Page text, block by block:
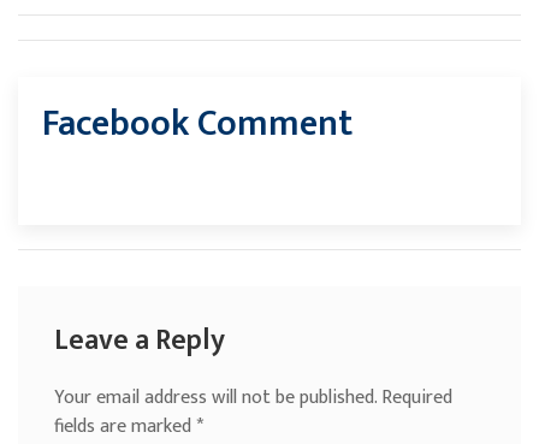
Facebook Comment
Leave a Reply
Your email address will not be published.Required
fields are marked*